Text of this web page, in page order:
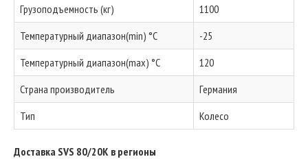
Грузоподъемность (кг)
1100
Температурный диапазон(min) °C
-25
Температурный диапазон(max) °C
120
Страна производитель
Германия
Тип
Колесо
Доставка SVS 80/20K в регионы